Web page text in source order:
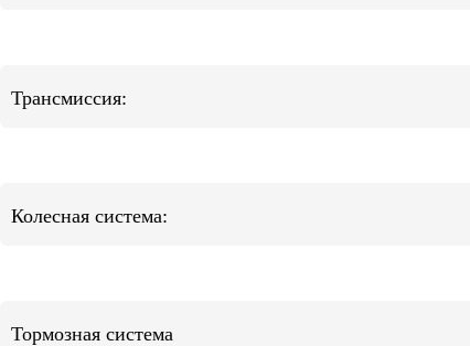
Трансмиссия:
Колесная система:
Тормозная система